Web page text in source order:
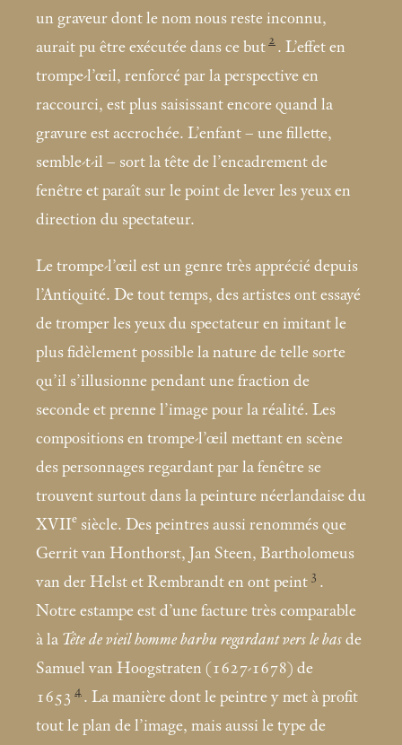
un graveur dont le nom nous reste inconnu,
aurait pu être exécutée dans ce but 2 . L’effet en
trompe-l’œil, renforcé par la perspective en
raccourci, est plus saisissant encore quand la
gravure est accrochée. L’enfant – une fillette,
semble-t-il – sort la tête de l’encadrement de
fenêtre et paraît sur le point de lever les yeux en
direction du spectateur.
Le trompe-l’œil est un genre très apprécié depuis
l’Antiquité. De tout temps, des artistes ont essayé
de tromper les yeux du spectateur en imitant le
plus fidèlement possible la nature de telle sorte
qu’il s’illusionne pendant une fraction de
seconde et prenne l’image pour la réalité. Les
compositions en trompe-l’œil mettant en scène
des personnages regardant par la fenêtre se
trouvent surtout dans la peinture néerlandaise du
XVIIe siècle. Des peintres aussi renommés que
Gerrit van Honthorst, Jan Steen, Bartholomeus
van der Helst et Rembrandt en ont peint 3 .
Notre estampe est d’une facture très comparable
à la Tête de vieil homme barbu regardant vers le bas de
Samuel van Hoogstraten (1627-1678) de
1653 4. La manière dont le peintre y met à profit
tout le plan de l’image, mais aussi le type de